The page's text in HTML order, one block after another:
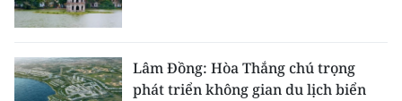
Lâm Đồng: Hòa Thắng chú trọng
phát triển không gian du lịch biển